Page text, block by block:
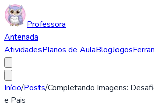
Professora
Antenada
AtividadesPlanos de AulaBlogJogos
Início/Posts/Completando Imagens:
e Pais